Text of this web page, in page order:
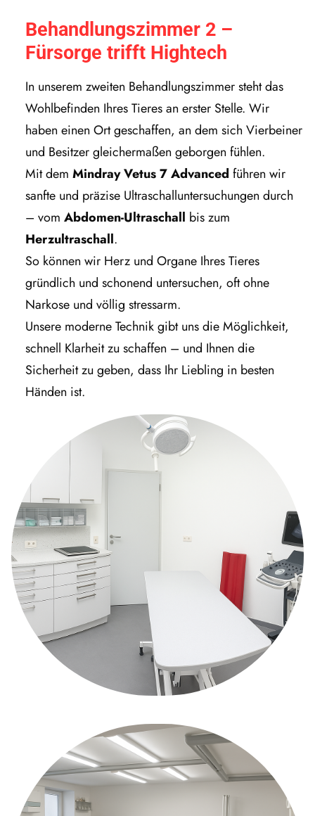
Behandlungszimmer 2 –
Fürsorge trifft Hightech
In unserem zweiten Behandlungszimmer steht das
Wohlbefinden Ihres Tieres an erster Stelle. Wir
haben einen Ort geschaffen, an dem sich Vierbeiner
und Besitzer gleichermaßen geborgen fühlen.
Mit dem Mindray Vetus 7 Advanced führen wir
sanfte und präzise Ultraschalluntersuchungen durch
– vom Abdomen-Ultraschall bis zum
Herzultraschall.
So können wir Herz und Organe Ihres Tieres
gründlich und schonend untersuchen, oft ohne
Narkose und völlig stressarm.
Unsere moderne Technik gibt uns die Möglichkeit,
schnell Klarheit zu schaffen – und Ihnen die
Sicherheit zu geben, dass Ihr Liebling in besten
Händen ist.